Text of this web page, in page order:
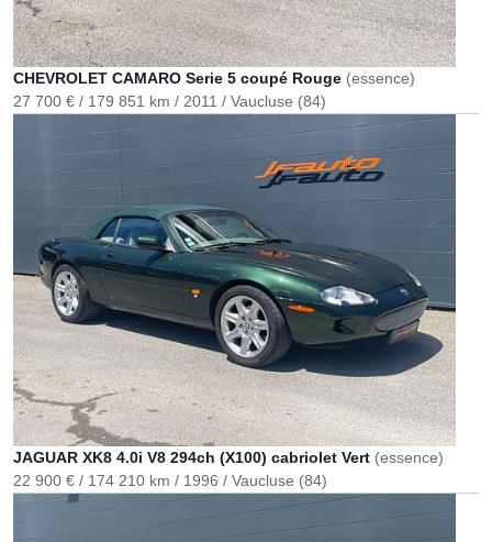
CHEVROLET CAMARO Serie 5 coupé Rouge (essence)
27 700 €
179 851 km 2011 Vaucluse (84)
JAGUAR XK8 4.0i V8 294ch (X100) cabriolet Vert (essence)
22 900 €
174 210 km 1996 Vaucluse (84)